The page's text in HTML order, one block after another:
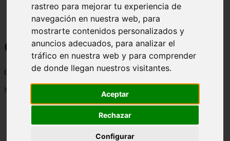
rastreo para mejorar tu experiencia de
navegación en nuestra web, para
mostrarte contenidos personalizados y
anuncios adecuados, para analizar el
tráfico en nuestra web y para comprender
de donde llegan nuestros visitantes.
Aceptar
Rechazar
Configurar
Curiosidades y Sabias que
Cosas curiosas, curiosidades, noticias impactantes y mucho mas
Mostrando 1 - 24 de 2838 artículos